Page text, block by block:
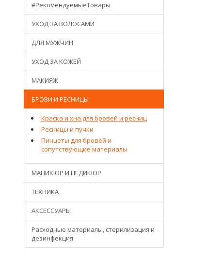
#РекомендуемыеТовары
УХОД ЗА ВОЛОСАМИ
ДЛЯ МУЖЧИН
УХОД ЗА КОЖЕЙ
МАКИЯЖ
БРОВИ И РЕСНИЦЫ
Краска и хна для бровей и ресниц
Ресницы и пучки
Пинцеты для бровей и
сопутствующие материалы
МАНИКЮР И ПЕДИКЮР
ТЕХНИКА
АКСЕССУАРЫ
Расходные материалы, стерилизация и
дезинфекция